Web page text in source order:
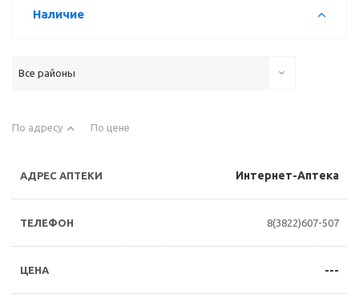
Наличие
Все районы
По адресу По цене
Интернет-Аптека
8(3822)607-507
---